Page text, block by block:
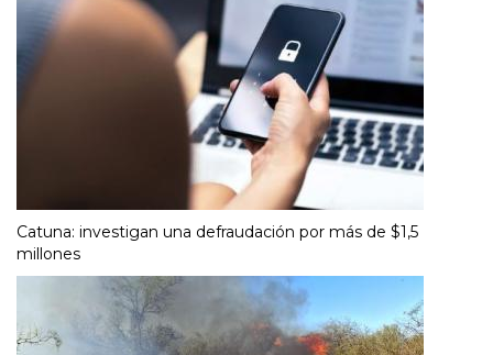
Catuna: investigan una defraudación por más de $1,5
millones